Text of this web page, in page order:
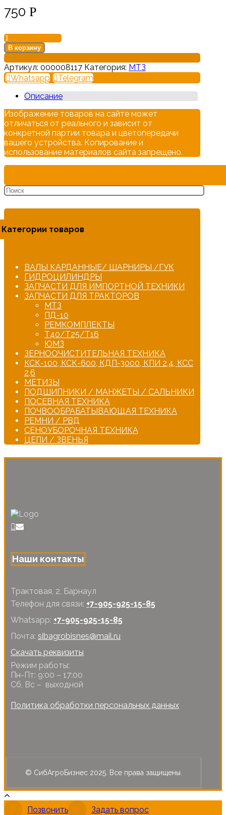
750 Р
Количество
товара
Хвостовик
ВОМ
(6
шлиц)
80-
4202019-
Б1
В корзину
Артикул: 000008117 Категория: МТЗ
Whatsapp
Telegram
Описание
Изображение товаров на сайте может
отличаться от реального и зависит от
конкретной партии товара и цветопередачи
вашего устройства. Копирование и
использование материалов сайта запрещено.
Категории товаров
ВАЛЫ КАРДАННЫЕ/ ШАРНИРЫ /ГУК
ГИДРОЦИЛИНДРЫ
ЗАПЧАСТИ ДЛЯ ИМПОРТНОЙ ТЕХНИКИ
ЗАПЧАСТИ ДЛЯ ТРАКТОРОВ
МТЗ
ПД-10
РЕМКОМПЛЕКТЫ
Т40/Т25/Т16
ЮМЗ
ЗЕРНООЧИСТИТЕЛЬНАЯ ТЕХНИКА
КСК-100, КСК-600, КДП-3000, КПИ 2,4, КСС
2,6
МЕТИЗЫ
ПОДШИПНИКИ / МАНЖЕТЫ / САЛЬНИКИ
ПОСЕВНАЯ ТЕХНИКА
ПОЧВООБРАБАТЫВАЮЩАЯ ТЕХНИКА
РЕМНИ / РВД
СЕНОУБОРОЧНАЯ ТЕХНИКА
ЦЕПИ / ЗВЕНЬЯ
Наши контакты
Трактовая, 2, Барнаул
Телефон для связи: +7-905-925-15-85
Whatsapp: +7-905-925-15-85
Почта: sibagrobisnes@mail.ru
Скачать реквизиты
Режим работы:
Пн-Пт: 9:00 – 17:00
Сб, Вс – выходной
Политика обработки персональных данных
© СибАгроБизнес 2025. Все права защищены.
Позвонить Задать вопрос